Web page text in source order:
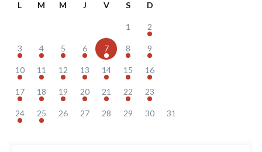
L M M J V S D
1 2
3 4 5 6 7 8 9
10 11 12 13 14 15 16
17 18 19 20 21 22 23
24 25 26 27 28 29 30 31